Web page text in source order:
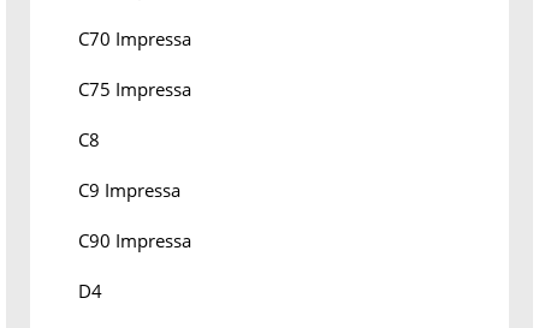
C70 Impressa
C75 Impressa
C8
C9 Impressa
C90 Impressa
D4